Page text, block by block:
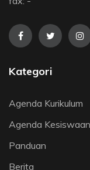
Kategori
Agenda Kurikulum
Agenda Kesiswaan
Panduan
Berita